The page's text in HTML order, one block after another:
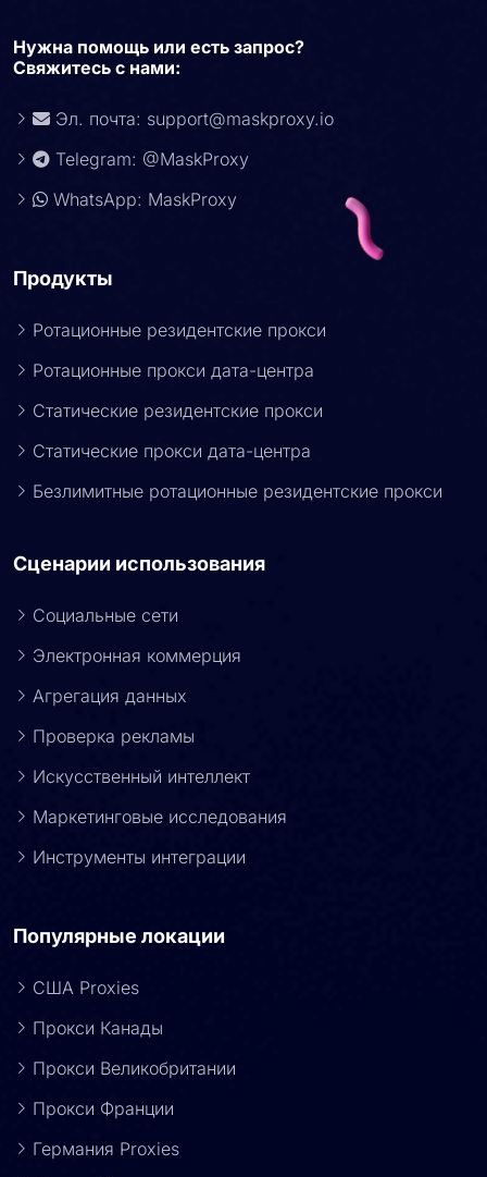
Нужна помощь или есть запрос?
Свяжитесь с нами:
Эл. почта: support@maskproxy.io
Telegram: @MaskProxy
WhatsApp: MaskProxy
Продукты
Ротационные резидентские прокси
Ротационные прокси дата-центра
Статические резидентские прокси
Статические прокси дата-центра
Безлимитные ротационные резидентские прокси
Сценарии использования
Социальные сети
Электронная коммерция
Агрегация данных
Проверка рекламы
Искусственный интеллект
Маркетинговые исследования
Инструменты интеграции
Популярные локации
США Proxies
Прокси Канады
Прокси Великобритании
Прокси Франции
Германия Proxies